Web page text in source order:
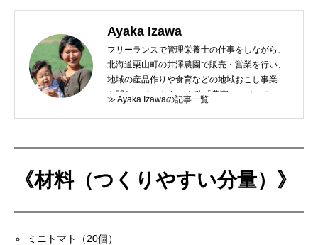
Ayaka Izawa
フリーランスで管理栄養士の仕事をしながら、
北海道栗山町の井澤農園で販売・営業を行い、
地域の産品作りや食育などの地域おこし事業に
も関わっています。 自称「農家フェチ」！
≫ Ayaka Izawaの記事一覧
《材料（つくりやすい分量）》
ミニトマト（20個）